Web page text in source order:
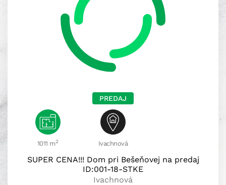
PREDAJ
1011 m2 Ivachnová
SUPER CENA!!! Dom pri Bešeňovej na predaj
ID:001-18-STKE
Ivachnová